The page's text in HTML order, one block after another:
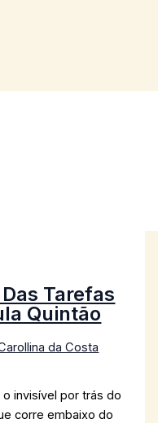
Tarefas
Quintão
da Costa
invisível por trás do
corre embaixo do